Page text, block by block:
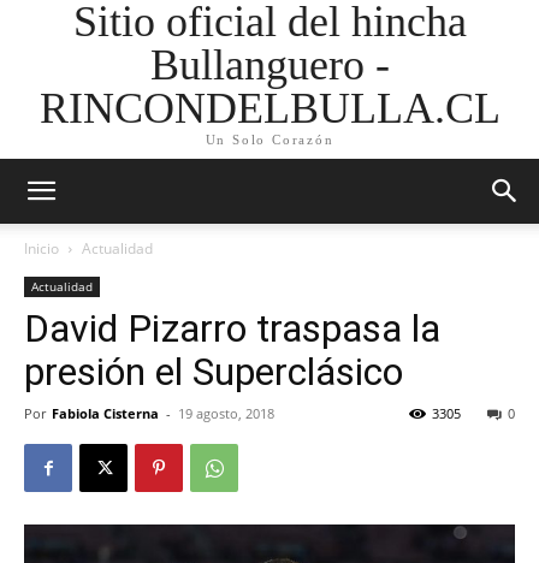
Sitio oficial del hincha
Bullanguero -
RINCONDELBULLA.CL
Un Solo Corazón
Inicio Actualidad
Actualidad
David Pizarro traspasa la
presión el Superclásico
Por Fabiola Cisterna - 19 agosto, 2018 0
3305